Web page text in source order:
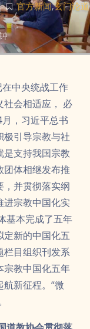
官方新闻,玄门论道
在中央统战工作
社会相适应， 必
，习近平总书
极引导宗教与社
是支持我国宗教
团体相继发布推
，并贯彻落实纲
进宗教中国化实
基本完成了五年
定新的中国化五
栏目组织刊发系
宗教中国化五年
新征程。“微